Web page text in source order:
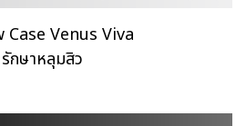
Case Venus Viva
รักษาหลุมสิว